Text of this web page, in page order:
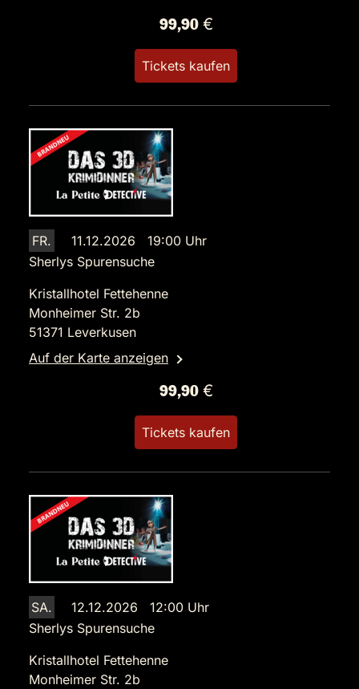
99,90 €
Tickets kaufen
FR.
11.12.2026 19:00 Uhr
Sherlys Spurensuche
Kristallhotel Fettehenne
Monheimer Str. 2b
51371 Leverkusen
Auf der Karte anzeigen
99,90 €
Tickets kaufen
SA.
12.12.2026 12:00 Uhr
Sherlys Spurensuche
Kristallhotel Fettehenne
Monheimer Str. 2b